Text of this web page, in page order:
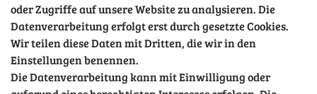
Sicher einkaufen
oder Zugriffe auf unsere Website zu analysieren. Die
Datenverarbeitung erfolgt erst durch gesetzte Cookies.
Wir teilen diese Daten mit Dritten, die wir in den
Einstellungen benennen.
Die Datenverarbeitung kann mit Einwilligung oder